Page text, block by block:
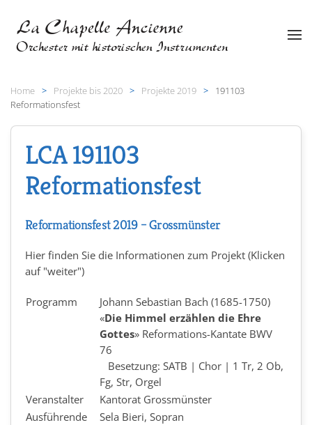
Zum Hauptinhalt springen
Home Projekte bis 2020 Projekte 2019
191103
Reformationsfest
LCA 191103
Reformationsfest
Reformationsfest 2019 – Grossmünster
Hier finden Sie die Informationen zum Projekt (Klicken
auf "weiter")
Programm
Johann Sebastian Bach (1685-1750)
«Die Himmel erzählen die Ehre
Gottes» Reformations-Kantate BWV
76
Besetzung: SATB | Chor | 1 Tr, 2 Ob,
Fg, Str, Orgel
Veranstalter
Kantorat Grossmünster
Ausführende
Sela Bieri, Sopran